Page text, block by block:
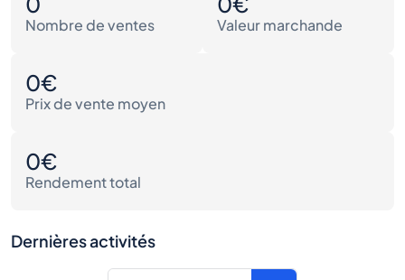
Nombre de ventes Valeur marchande
0€
Prix de vente moyen
0€
Rendement total
Dernières activités